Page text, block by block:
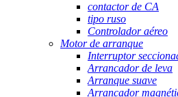
contactor de CA
tipo ruso
Controlador aéreo
Motor de arranque
Interruptor
Arrancador de leva
Arranque suave
Arrancador